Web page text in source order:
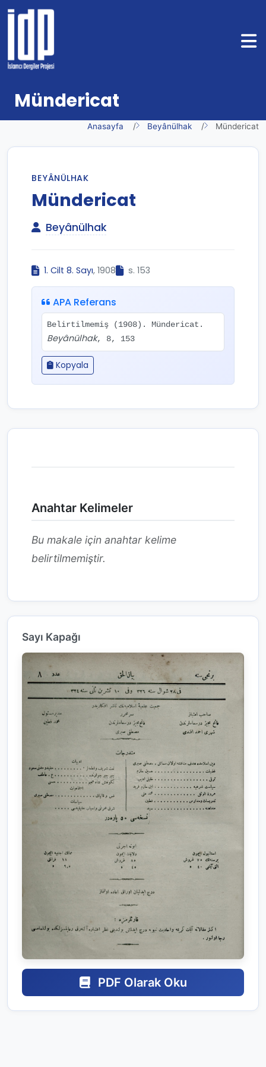
Mündericat
Anasayfa Beyânülhak Mündericat
BEYÂNÜLHAK
Mündericat
Beyânülhak
1. Cilt 8. Sayı, 1908 s. 153
APA Referans
Belirtilmemiş (1908). Mündericat.
Beyânülhak, 8, 153
Kopyala
Anahtar Kelimeler
Bu makale için anahtar kelime
belirtilmemiştir.
Sayı Kapağı
PDF Olarak Oku